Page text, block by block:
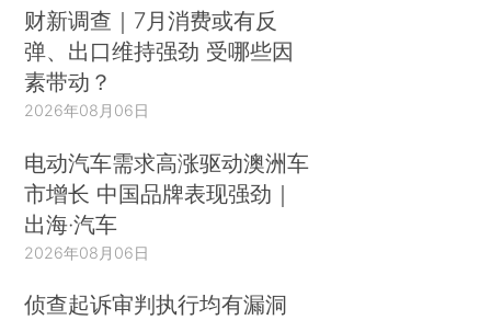
财新调查｜7月消费或有反
弹、出口维持强劲 受哪些因
素带动？
2026年08月06日
电动汽车需求高涨驱动澳洲车
市增长 中国品牌表现强劲｜
出海·汽车
2026年08月06日
侦查起诉审判执行均有漏洞